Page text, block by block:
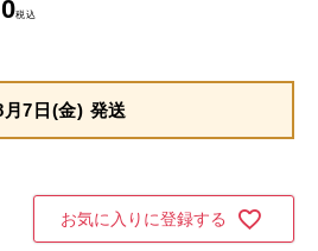
税込
月7日(金) 発送
お気に入りに登録する